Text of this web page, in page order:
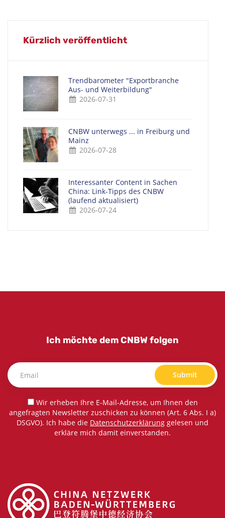
Kürzlich veröffentlicht
Trendbarometer "Exportbranche
Aus- und Weiterbildung"
2026-07-31
CNBW unterwegs ... in Freiburg und
Mainz
2026-07-28
Interessanter Content in Sachen
China: Link-Tipps des CNBW
(laufend aktualisiert)
2026-07-24
Ich möchte dem CNBW folgen
Submit
Wir erheben Ihre E-Mail-Adresse, um Ihnen den
angefragten Newsletter zuschicken zu können (Art. 6 Abs. I a)
DSGVO). Ich habe die Datenschutzerklärung gelesen und
erkläre mich damit einverstanden.